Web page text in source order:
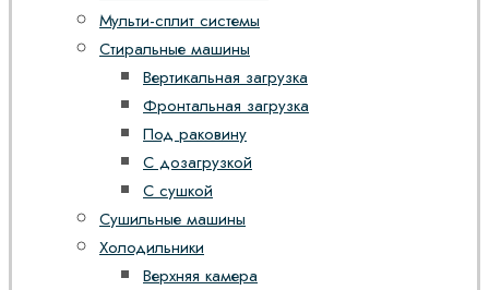
Мульти-сплит системы
Стиральные машины
Вертикальная загрузка
Фронтальная загрузка
Под раковину
С дозагрузкой
С сушкой
Сушильные машины
Холодильники
Верхняя камера